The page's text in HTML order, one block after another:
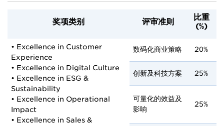
奖项类别 评审准则
比重
(%)
• Excellence in Customer
Experience
• Excellence in Digital Culture
• Excellence in ESG &
Sustainability
• Excellence in Operational
Impact
• Excellence in Sales &
数码化商业策略 20%
创新及科技方案 25%
可量化的效益及
影响
25%